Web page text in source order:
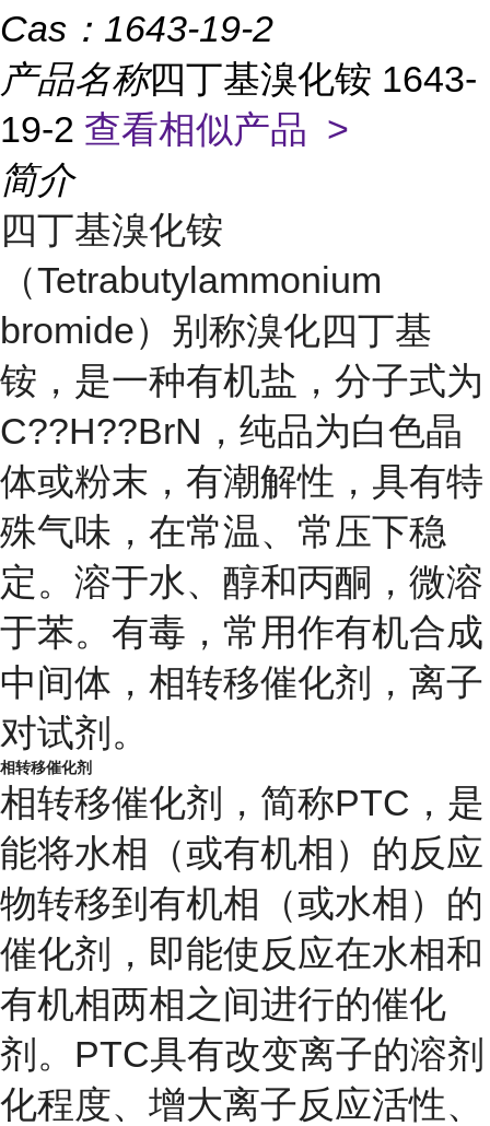
Cas： 1643-19-2
产品名称四丁基溴化铵 1643-
19-2 查看相似产品 >
简介
四丁基溴化铵
（Tetrabutylammonium
bromide）别称溴化四丁基
铵，是一种有机盐，分子式为
C??H??BrN，纯品为白色晶
体或粉末，有潮解性 ，具有特
殊气味，在常温、常压下稳
定。溶于水、醇和丙酮，微溶
于苯。有毒，常用作有机合成
中间体， 相转移催化剂 ， 离子
对试剂 。
相转移催化剂
相转移催化剂，简称PTC，是
能将水相（或有机相）的反应
物转移到有机相（或水相）的
催化剂，即能使反应在水相和
有机相两相之间进行的催化
剂。PTC具有改变离子的溶剂
化程度、增大离子反应活性、